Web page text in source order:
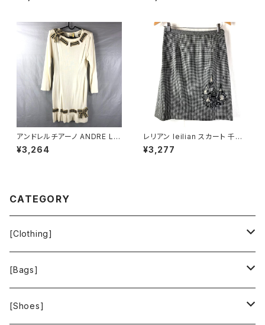
アンドレルチアーノ ANDRE LU
CIANO ワンピース ニット 長袖
リボンベルト ボーダー 肩パッド
¥3,264
レリアン leilian スカート 千鳥
柄 刺繍 ビーズ 裏地付き スリッ
ト 黒系 11サイズ 944174
¥3,277
CATEGORY
[Clothing]
Krochet Kids International
[Bags]
BAGGU
[Shoes]